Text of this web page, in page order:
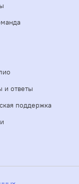
и ответы
поддержка